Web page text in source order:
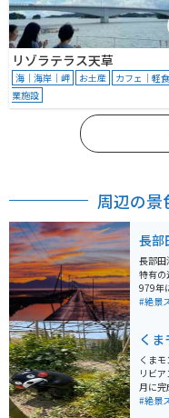
リゾラテラス天草
海｜海岸｜岬 お土産 カフェ｜軽食
業施設
周辺の景
長部
長部田
特有の
979年
ため、
す。
や明か
千尋
な風
ます。
ピー
#絶景
くま
くま
リビ
月に
大級（
#絶景